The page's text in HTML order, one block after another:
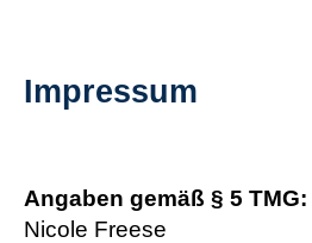
Impressum
Angaben gemäß § 5 TMG:
Nicole Freese